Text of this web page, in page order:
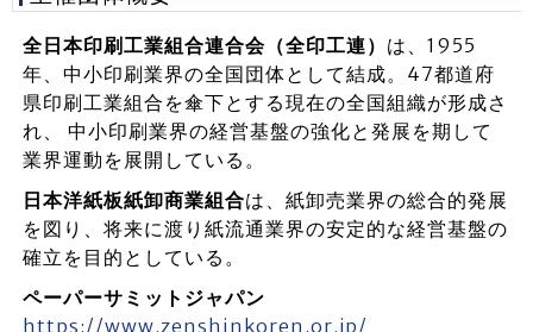
全日本印刷工業組合連合会（全印工連） は、1955
年、中小印刷業界の全国団体として結成。47都道府
県印刷工業組合を傘下とする現在の全国組織が形成さ
れ、 中小印刷業界の経営基盤の強化と発展を期して
業界運動を展開している。
日本洋紙板紙卸商業組合は、紙卸売業界の総合的発展
を図り、将来に渡り紙流通業界の安定的な経営基盤の
確立を目的としている。
ペーパーサミットジャパン
https://www.zenshinkoren.or.jp/